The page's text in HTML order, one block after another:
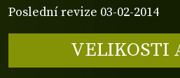
Poslední revize 03-02-2014
VELIKOSTI